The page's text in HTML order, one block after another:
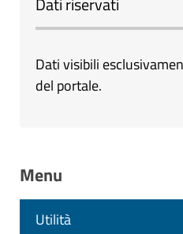
Dati visibili
del portale.
Menu
Utilità